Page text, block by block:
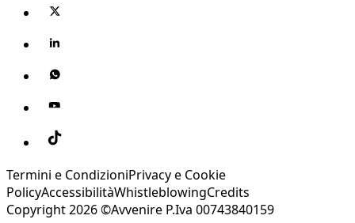
Termini e CondizioniPrivacy e Cookie
PolicyAccessibilitàWhistleblowingCredits
Copyright 2026 ©Avvenire P.Iva 00743840159